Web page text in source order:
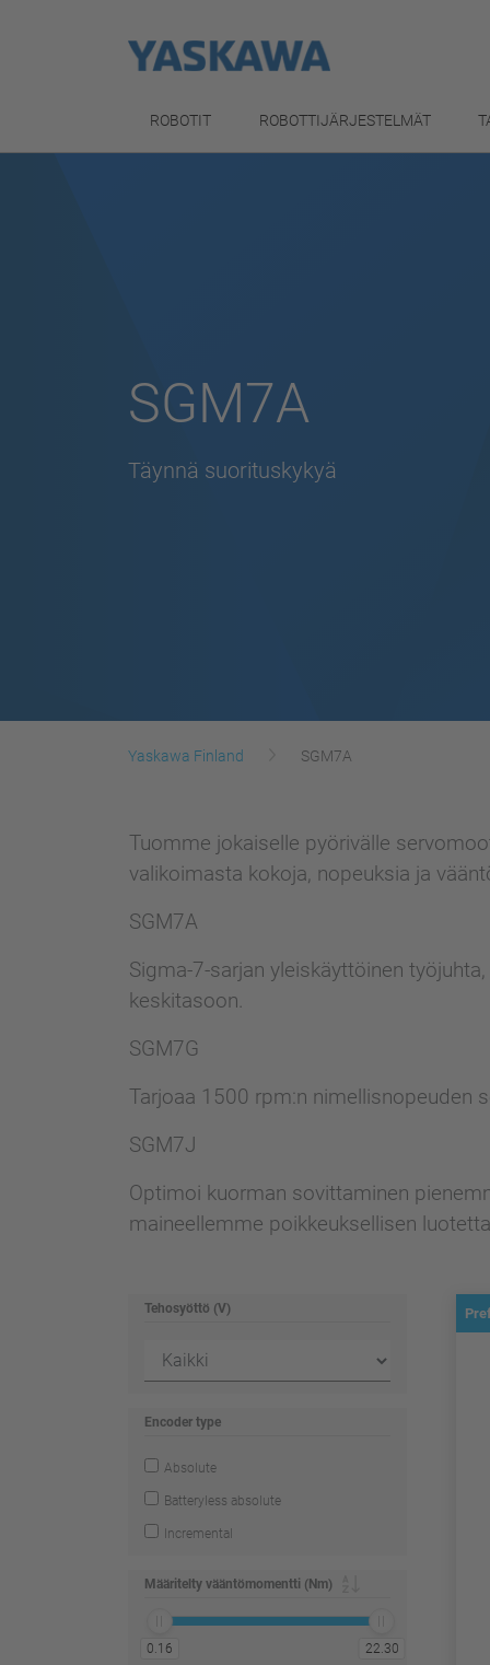
ROBOTIT ROBOTTIJÄRJESTELMÄT
SGM7A
Täynnä suorituskykyä
Yaskawa Finland SGM7A
Tuomme jokaiselle pyörivälle
valikoimasta kokoja, nopeuksia ja
SGM7A
Sigma-7-sarjan yleiskäyttöinen
keskitasoon.
SGM7G
Tarjoaa 1500 rpm:n nimellisnopeuden
SGM7J
Optimoi kuorman sovittaminen
maineellemme poikkeuksellisen
Tehosyöttö (V)
Encoder type
Absolute
Batteryless absolute
Incremental
Määritelty vääntömomentti (Nm)
0.16 22.30